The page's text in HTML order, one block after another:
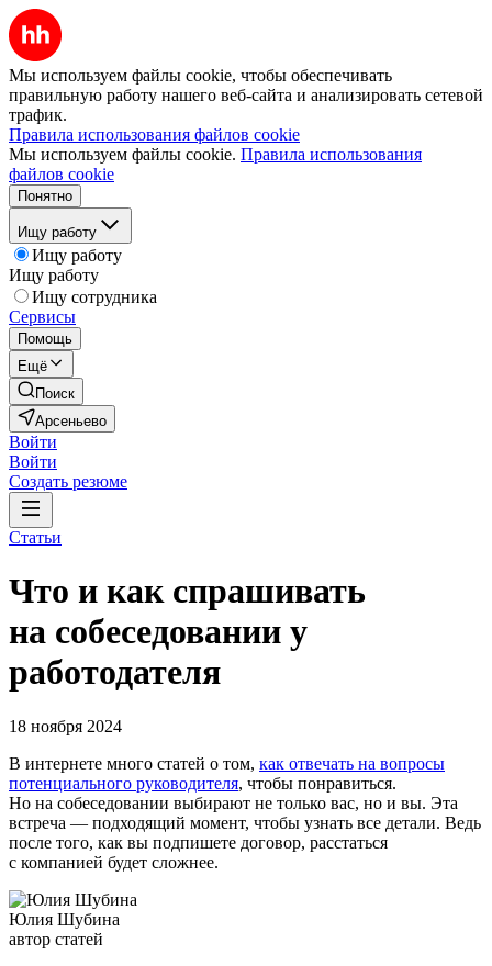
Мы используем файлы cookie, чтобы обеспечивать
правильную работу нашего веб-сайта и анализировать сетевой
трафик.
Правила использования файлов cookie
Мы используем файлы cookie. Правила использования
файлов cookie
Понятно
Ищу работу
Ищу работу
Ищу работу
Ищу сотрудника
Сервисы
Помощь
Ещё
Поиск
Арсеньево
Войти
Войти
Создать резюме
Статьи
Что и как спрашивать
на собеседовании у
работодателя
18 ноября 2024
В интернете много статей о том, как отвечать на вопросы
потенциального руководителя, чтобы понравиться.
Но на собеседовании выбирают не только вас, но и вы. Эта
встреча — подходящий момент, чтобы узнать все детали. Ведь
после того, как вы подпишете договор, расстаться
с компанией будет сложнее.
Юлия Шубина
автор статей